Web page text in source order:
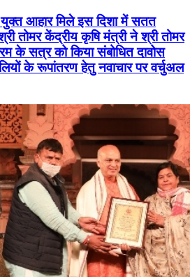
युक्त आहार मिले इस दिशा में सतत
तोमर केंद्रीय कृषि मंत्री ने श्री तोमर
के सत्र को किया संबोधित दावोस
के रूपांतरण हेतु नवाचार पर वर्चुअल